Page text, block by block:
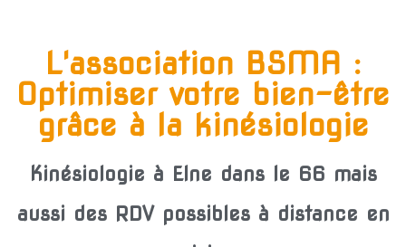
L'association BSMA :
Optimiser votre bien-être
grâce à la kinésiologie
Kinésiologie à Elne dans le 66 mais
aussi des RDV possibles à distance en